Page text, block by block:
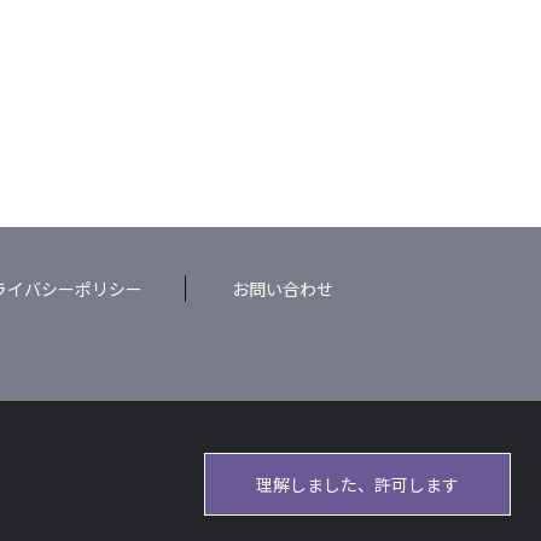
イバシーポリシー お問い合わせ
理解しました、許可します